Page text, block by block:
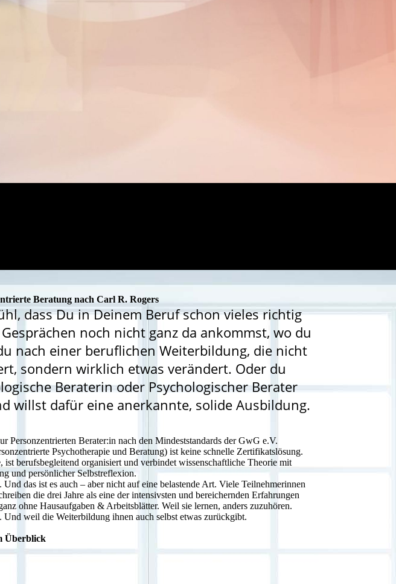
Beratung nach Carl R. Rogers
dass Du in Deinem Beruf schon vieles richtig
noch nicht ganz da ankommst, wo du
nach einer beruflichen Weiterbildung, die nicht
sondern wirklich etwas verändert. Oder du
Beraterin oder Psychologischer Berater
willst dafür eine anerkannte, solide Ausbildung.
Personzentrierten Berater:in nach den Mindeststandards der GwG e.V.
Psychotherapie und Beratung) ist keine schnelle Zertifikatslösung.
ist berufsbegleitend organisiert und verbindet wissenschaftliche Theorie mit
und persönlicher Selbstreflexion.
das ist es auch – aber nicht auf eine belastende Art. Viele Teilnehmerinnen
die drei Jahre als eine der intensivsten und bereichernden Erfahrungen
ohne Hausaufgaben & Arbeitsblätter. Weil sie lernen, anders zuzuhören.
Und weil die Weiterbildung ihnen auch selbst etwas zurückgibt.
Überblick